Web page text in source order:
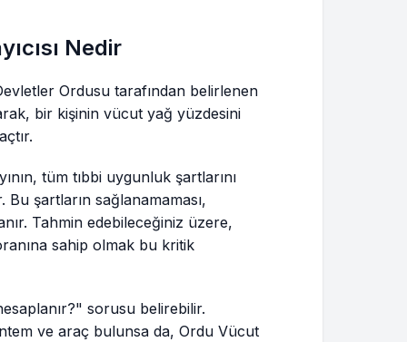
Nedir
Ordusu tarafından belirlenen
bir kişinin vücut yağ yüzdesini
tüm tıbbi uygunluk şartlarını
şartların sağlanamaması,
Tahmin edebileceğiniz üzere,
sahip olmak bu kritik
sorusu belirebilir.
ve araç bulunsa da, Ordu Vücut